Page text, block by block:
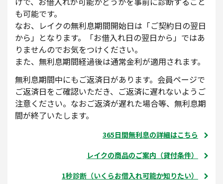
も可能です。
なお、レイクの無利息期間開始日は「ご契約日の翌日
から」となります。「お借入れ日の翌日から」ではあ
りませんのでお気をつけください。
また、無利息期間経過後は通常金利が適用されます。
無利息期間中にもご返済日があります。会員ページで
ご返済日をご確認いただき、ご返済に遅れないようご
注意ください。なおご返済が遅れた場合等、無利息期
間が終了いたします。
365日間無利息の詳細はこちら
レイクの商品のご案内（貸付条件）
1秒診断（いくらお借入れ可能か知りたい）